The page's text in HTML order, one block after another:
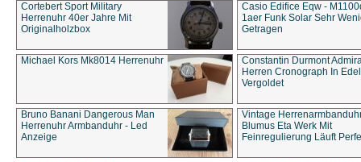
Cortebert Sport Military
Herrenuhr 40er Jahre Mit
Originalholzbox
Casio Edifice Eqw -
1aer Funk Solar Sehr
Getragen
Michael Kors Mk8014 Herrenuhr
Constantin Durmont
Herren Cronograph In
Vergoldet
Bruno Banani Dangerous Man
Herrenuhr Armbanduhr - Led
Anzeige
Vintage
Blumus Eta Werk Mit
Feinregulierung Läuft